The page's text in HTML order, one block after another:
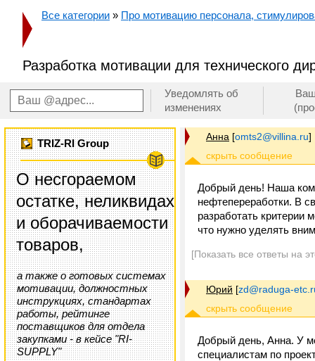
Все категории » Про мотивацию персонала,
Разработка мотивации для технического
Уведомлять об
изменениях
TRIZ-RI Group
О несгораемом
остатке, неликвидах
и оборачиваемости
товаров,
а также о готовых системах
мотивации, должностных
инструкциях, стандартах
работы, рейтинге
поставщиков для отдела
закупками - в кейсе "RI-
SUPPLY"
Анна [omts2@villina.ru]
Добрый день! Наша
нефтепереработки. В
разработать критерии
что нужно уделять
[Показать все ответы на
Юрий [zd@raduga-
Добрый день, Анна. У
специалистам по